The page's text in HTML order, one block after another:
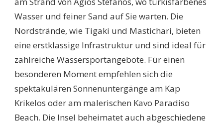
Wasser und feiner Sand auf Sie warten. Die
Nordstrände, wie Tigaki und Mastichari, bieten
eine erstklassige Infrastruktur und sind ideal für
zahlreiche Wassersportangebote. Für einen
besonderen Moment empfehlen sich die
spektakulären Sonnenuntergänge am Kap
Krikelos oder am malerischen Kavo Paradiso
Beach. Die Insel beheimatet auch abgeschiedene